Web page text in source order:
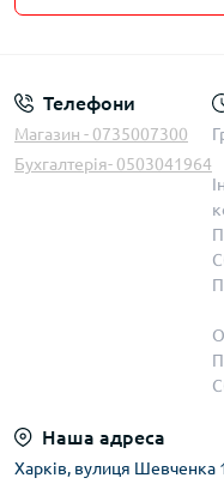
Телефони
Магазин - 0735007300
Бухгалтерія- 0503041964
Наша адреса
Харків, вулиця Шевченка